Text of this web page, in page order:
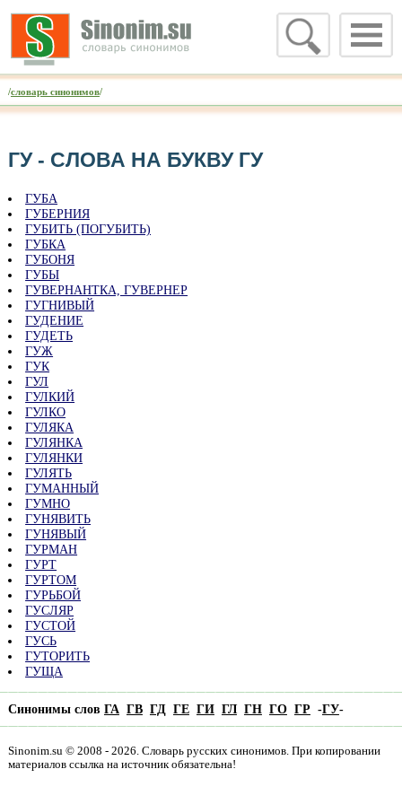
/словарь синонимов/
ГУ - CЛОВА НА БУКВУ ГУ
ГУБА
ГУБЕРНИЯ
ГУБИТЬ (ПОГУБИТЬ)
ГУБКА
ГУБОНЯ
ГУБЫ
ГУВЕРНАНТКА, ГУВЕРНЕР
ГУГНИВЫЙ
ГУДЕНИЕ
ГУДЕТЬ
ГУЖ
ГУК
ГУЛ
ГУЛКИЙ
ГУЛКО
ГУЛЯКА
ГУЛЯНКА
ГУЛЯНКИ
ГУЛЯТЬ
ГУМАННЫЙ
ГУМНО
ГУНЯВИТЬ
ГУНЯВЫЙ
ГУРМАН
ГУРТ
ГУРТОМ
ГУРЬБОЙ
ГУСЛЯР
ГУСТОЙ
ГУСЬ
ГУТОРИТЬ
ГУЩА
Синонимы слов ГА ГВ ГД ГЕ ГИ ГЛ ГН ГО ГР -ГУ-
Sinonim.su © 2008 - 2026. Словарь русских синонимов. При копировании
материалов ссылка на источник обязательна!